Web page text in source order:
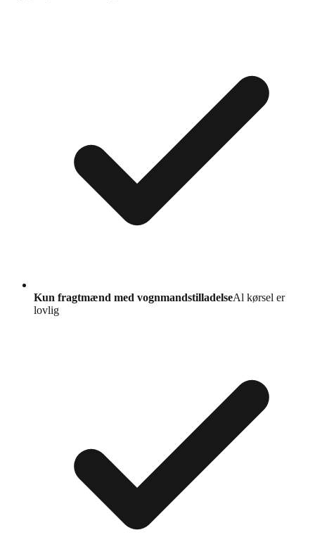
Kun fragtmænd med vognmandstilladelseAl kørsel er
lovlig